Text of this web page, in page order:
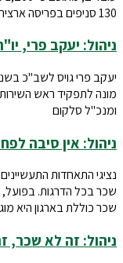
130 סניפים בפריסה ארצית
ניהול: יעקב פרי,
ומנכ"ל סלקום
ניהול: אין סיבה
נציגי התאחדות
שכר בכל הדרגות.
שכר כוללת בארגון היא
ניהול: זה לא שכר,